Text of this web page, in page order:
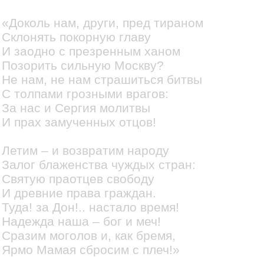
«Доколь нам, други, пред тираном
Склонять покорную главу
И заодно с презренным ханом
Позорить сильную Москву?
Не нам, не нам страшиться битвы
С толпами грозными врагов:
За нас и Сергия молитвы
И прах замученных отцов!
Летим – и возвратим народу
Залог блаженства чуждых стран:
Святую праотцев свободу
И древние права граждан.
Туда! за Дон!.. настало время!
Надежда наша – бог и меч!
Сразим моголов и, как бремя,
Ярмо Мамая сбросим с плеч!»